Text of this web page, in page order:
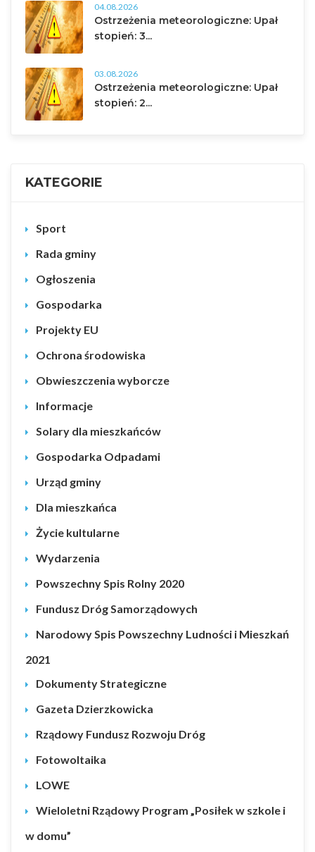
04.08.2026
Ostrzeżenia meteorologiczne: Upał
stopień: 3...
03.08.2026
Ostrzeżenia meteorologiczne: Upał
stopień: 2...
KATEGORIE
Sport
Rada gminy
Ogłoszenia
Gospodarka
Projekty EU
Ochrona środowiska
Obwieszczenia wyborcze
Informacje
Solary dla mieszkańców
Gospodarka Odpadami
Urząd gminy
Dla mieszkańca
Życie kultularne
Wydarzenia
Powszechny Spis Rolny 2020
Fundusz Dróg Samorządowych
Narodowy Spis Powszechny Ludności i Mieszkań
2021
Dokumenty Strategiczne
Gazeta Dzierzkowicka
Rządowy Fundusz Rozwoju Dróg
Fotowoltaika
LOWE
Wieloletni Rządowy Program „Posiłek w szkole i
w domu”